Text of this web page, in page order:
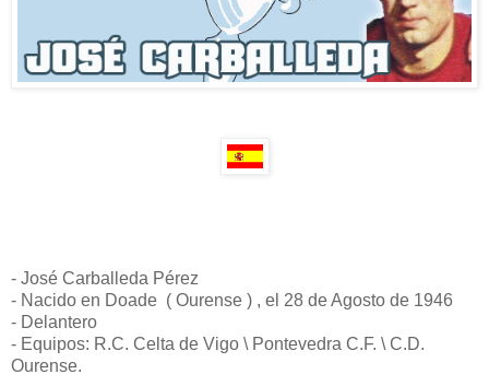
- José Carballeda Pérez
- Nacido en Doade ( Ourense ) , el 28 de Agosto de 1946
- Delantero
- Equipos: R.C. Celta de Vigo \ Pontevedra C.F. \ C.D.
Ourense.